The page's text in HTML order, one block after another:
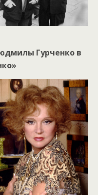
Гурченко в